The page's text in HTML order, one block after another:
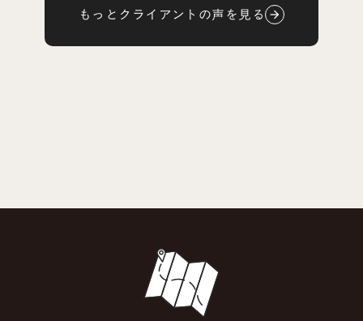
もっとクライアントの声を見る arrow_forward